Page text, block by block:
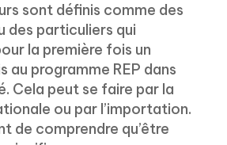
sont définis comme des
des particuliers qui
la première fois un
au programme REP dans
Cela peut se faire par la
ou par l’importation.
de comprendre qu’être